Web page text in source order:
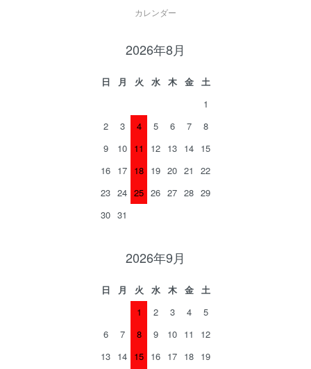
カレンダー
2026年8月
日 月 火 水 木 金
土
1
2
3 4 5 6 7
8
9
10 11 12 13 14 15
16 17 18 19 20 21
22
23 24 25 26 27 28 29
30 31
2026年9月
日 月 火 水 木 金
土
1
2 3 4
5
6
7 8 9 10 11
12
13 14 15 16 17 18 19